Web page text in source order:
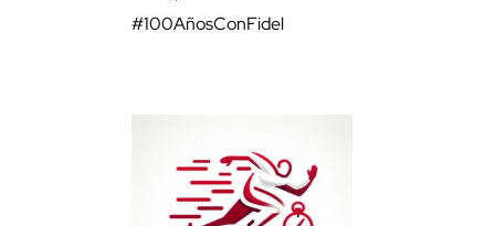
#100AñosConFidel